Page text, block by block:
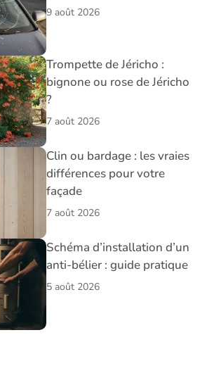
9 août 2026
Trompette de Jéricho :
bignone ou rose de Jéricho
?
7 août 2026
Clin ou bardage : les vraies
différences pour votre
façade
7 août 2026
Schéma d’installation d’un
anti-bélier : guide pratique
5 août 2026